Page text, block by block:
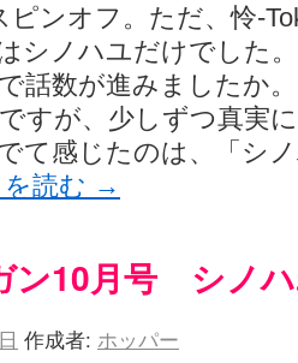
阿知賀編をドヤ顔に着目しながらまたまた
「そげなこつ私がやっておきますから！」
ン～ / しわが誕生することは老化現象だと
寺の本 (00:00)
ログ / 【咲-Saki-SS：久咲】そして私たち
/ 【連載感想】宮永照についてのあれこれ
] 咲-Saki-第168局［端緒］感想 (16:58)
-Saki-第168局[端緒]感想 照-Teru- 追憶編第
永水航路 3 - 霧島の姫は、深山幽谷の頂で
ーカップリングSS感想
/ リハビリテーション (04:56)
野から上り方面の帰り道、亀山JCT-四日市
介 / 小鍛治さんが通っていた小学校 茨城
ピンオフ。ただ、怜-
シノハユだけでした
話数が進みましたか
すが、少しずつ真実
て感じたのは、「シ
読む →
ン10月号 シノ
作成者: ホッパー